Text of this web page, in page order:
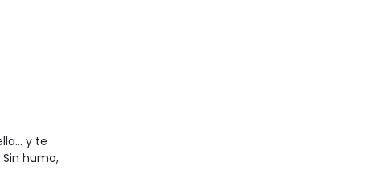
y te
humo,